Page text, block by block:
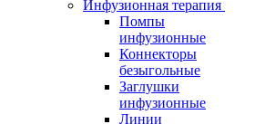
Инфузионная терапия
Помпы
инфузионные
Коннекторы
безыгольные
Заглушки
инфузионные
Линии